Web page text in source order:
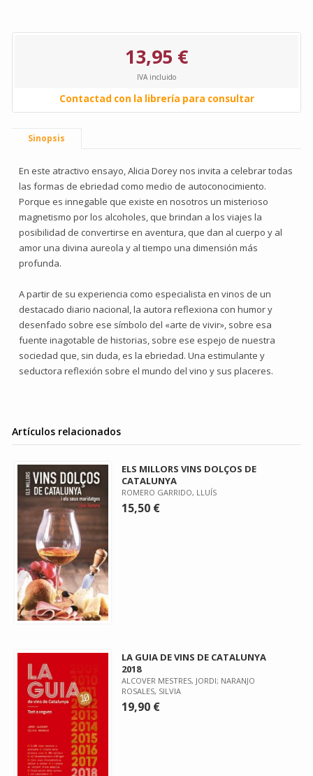
13,95 €
IVA incluido
Contactad con la librería para consultar
Sinopsis
En este atractivo ensayo, Alicia Dorey nos invita a celebrar todas
las formas de ebriedad como medio de autoconocimiento.
Porque es innegable que existe en nosotros un misterioso
magnetismo por los alcoholes, que brindan a los viajes la
posibilidad de convertirse en aventura, que dan al cuerpo y al
amor una divina aureola y al tiempo una dimensión más
profunda.
A partir de su experiencia como especialista en vinos de un
destacado diario nacional, la autora reflexiona con humor y
desenfado sobre ese símbolo del «arte de vivir», sobre esa
fuente inagotable de historias, sobre ese espejo de nuestra
sociedad que, sin duda, es la ebriedad. Una estimulante y
seductora reflexión sobre el mundo del vino y sus placeres.
Artículos relacionados
ELS MILLORS VINS DOLÇOS DE
CATALUNYA
ROMERO GARRIDO, LLUÍS
15,50 €
LA GUIA DE VINS DE CATALUNYA
2018
ALCOVER MESTRES, JORDI; NARANJO
ROSALES, SILVIA
19,90 €